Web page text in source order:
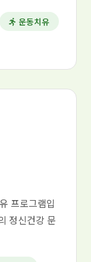
운동치유
프로그램입
정신건강 문